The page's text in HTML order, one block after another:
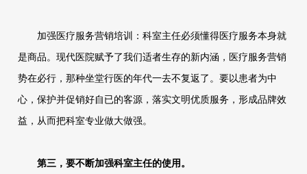
加强医疗服务营销培训：科室主任必须懂得医疗服务本身就
是商品。现代医院赋予了我们适者生存的新内涵，医疗服务营销
势在必行，那种坐堂行医的年代一去不复返了。要以患者为中
心，保护并促销好自已的客源，落实文明优质服务，形成品牌效
益，从而把科室专业做大做强。
第三，要不断加强科室主任的使用。